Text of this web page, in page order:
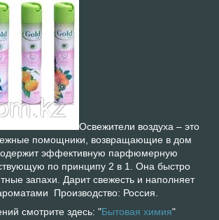
Освежители воздуха – это
помощники, возвращающие в дом
эффективную парфюмерную
по принципу 2 в 1. Она быстро
запахи. Дарит свежесть и наполняет
Производство: Россия.
смотрите здесь: "Бытовая химия"